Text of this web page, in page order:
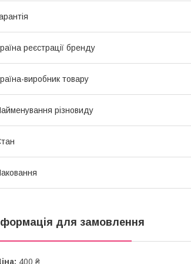
реєстрації бренду
виробник товару
різновиду
для замовлення
400 ₴